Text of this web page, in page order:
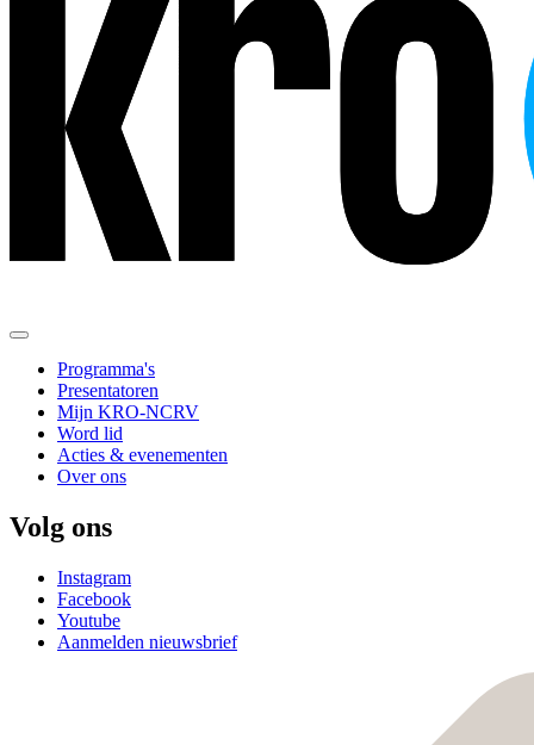
Programma's
Presentatoren
Mijn KRO-NCRV
Word lid
Acties & evenementen
Over ons
Volg ons
Instagram
Facebook
Youtube
Aanmelden nieuwsbrief